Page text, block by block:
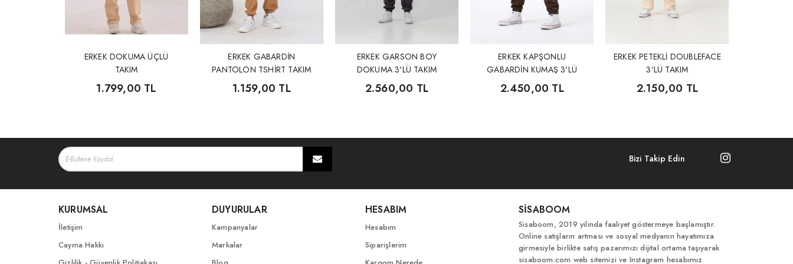
ERKEK DOKUMA ÜÇLÜ
TAKIM
1.799,00 TL
ERKEK GABARDİN
PANTOLON TSHİRT TAKIM
1.159,00 TL
ERKEK GARSON BOY
DOKUMA 3'LÜ TAKIM
2.560,00 TL
ERKEK KAPŞONLU
GABARDİN KUMAŞ 3'LÜ
TAKIM
2.450,00 TL
ERKEK PETEKLİ DOUBLEFACE
3'LÜ TAKIM
2.150,00 TL
Bizi Takip Edin
KURUMSAL
İletişim
Cayma Hakkı
DUYURULAR
Kampanyalar
Markalar
HESABIM
Hesabım
Siparişlerim
SİSABOOM
Sisaboom, 2019 yılında faaliyet göstermeye başlamıştır.
Online satışların artması ve sosyal medyanın hayatımıza
girmesiyle birlikte satış pazarımızı dijital ortama taşıyarak
sisaboom.com web sitemizi ve Instagram hesabımız